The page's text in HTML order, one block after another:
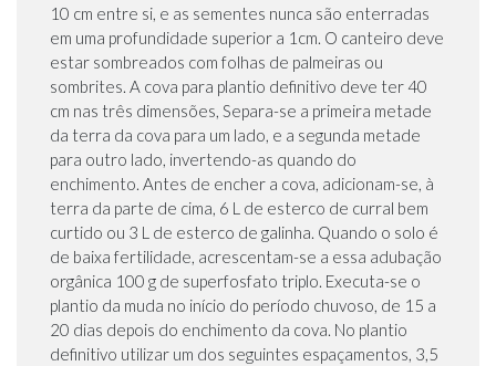
10 cm entre si, e as sementes nunca são enterradas
em uma profundidade superior a 1cm. O canteiro deve
estar sombreados com folhas de palmeiras ou
sombrites. A cova para plantio definitivo deve ter 40
cm nas três dimensões, Separa-se a primeira metade
da terra da cova para um lado, e a segunda metade
para outro lado, invertendo-as quando do
enchimento. Antes de encher a cova, adicionam-se, à
terra da parte de cima, 6 L de esterco de curral bem
curtido ou 3 L de esterco de galinha. Quando o solo é
de baixa fertilidade, acrescentam-se a essa adubação
orgânica 100 g de superfosfato triplo. Executa-se o
plantio da muda no início do período chuvoso, de 15 a
20 dias depois do enchimento da cova. No plantio
definitivo utilizar um dos seguintes espaçamentos, 3,5